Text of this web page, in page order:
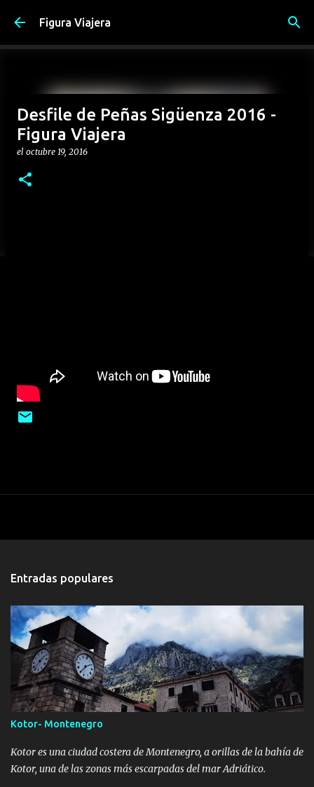
Ir al contenido principal
Figura Viajera
Desfile de Peñas Sigüenza 2016 -
Figura Viajera
el octubre 19, 2016
Entradas populares
Kotor- Montenegro
Kotor es una ciudad costera de Montenegro, a orillas de la bahía de
Kotor, una de las zonas más escarpadas del mar Adriático.